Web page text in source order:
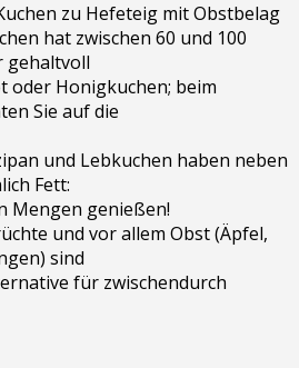
zu Hefeteig mit Obstbelag
hat zwischen 60 und 100
gehaltvoll
oder Honigkuchen; beim
Sie auf die
und Lebkuchen haben neben
Fett:
Mengen genießen!
und vor allem Obst (Äpfel,
sind
für zwischendurch